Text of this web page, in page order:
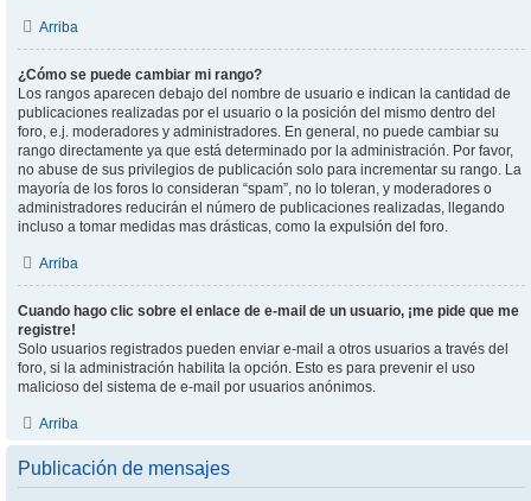
Arriba
¿Cómo se puede cambiar mi rango?
Los rangos aparecen debajo del nombre de usuario e indican la cantidad de
publicaciones realizadas por el usuario o la posición del mismo dentro del
foro, e.j. moderadores y administradores. En general, no puede cambiar su
rango directamente ya que está determinado por la administración. Por favor,
no abuse de sus privilegios de publicación solo para incrementar su rango. La
mayoría de los foros lo consideran “spam”, no lo toleran, y moderadores o
administradores reducirán el número de publicaciones realizadas, llegando
incluso a tomar medidas mas drásticas, como la expulsión del foro.
Arriba
Cuando hago clic sobre el enlace de e-mail de un usuario, ¡me pide que me
registre!
Solo usuarios registrados pueden enviar e-mail a otros usuarios a través del
foro, si la administración habilita la opción. Esto es para prevenir el uso
malicioso del sistema de e-mail por usuarios anónimos.
Arriba
Publicación de mensajes